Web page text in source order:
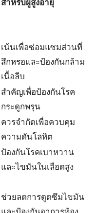
สำหรับผู้สูงอายุ
เน้นเพื่อซ่อมแซมส่วนที่
สึกหรอและป้องกันกล้าม
เนื้อลีบ
สำคัญเพื่อป้องกันโรค
กระดูกพรุน
ควรจำกัดเพื่อควบคุม
ความดันโลหิต
ป้องกันโรคเบาหวาน
และไขมันในเลือดสูง
ช่วยลดการดูดซึมไขมัน